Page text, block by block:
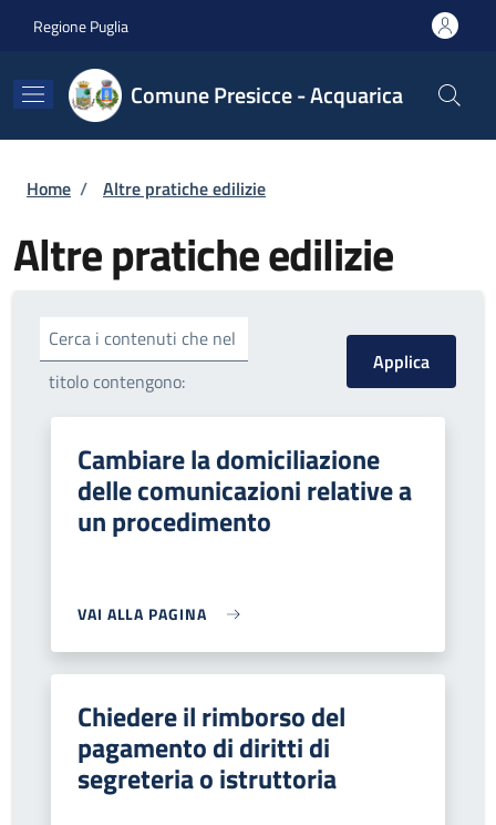
Regione Puglia
Comune Presicce - Acquarica
Briciole di pane
Home / Altre pratiche edilizie
Altre pratiche edilizie
Cerca i contenuti che nel
titolo contengono:
Cambiare la domiciliazione
delle comunicazioni relative a
un procedimento
VAI ALLA PAGINA
Chiedere il rimborso del
pagamento di diritti di
segreteria o istruttoria